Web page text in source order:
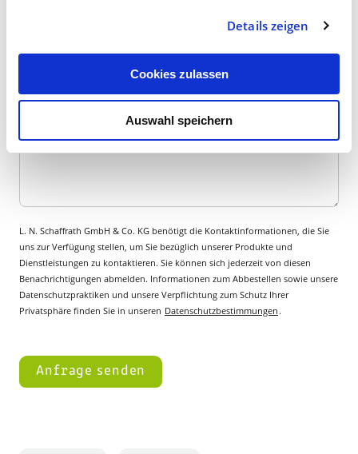
Details zeigen
Cookies zulassen
Auswahl speichern
Ihre Nachricht
L. N. Schaffrath GmbH & Co. KG benötigt die Kontaktinformationen, die Sie
uns zur Verfügung stellen, um Sie bezüglich unserer Produkte und
Dienstleistungen zu kontaktieren. Sie können sich jederzeit von diesen
Benachrichtigungen abmelden. Informationen zum Abbestellen sowie unsere
Datenschutzpraktiken und unsere Verpflichtung zum Schutz Ihrer
Privatsphäre finden Sie in unseren Datenschutzbestimmungen .